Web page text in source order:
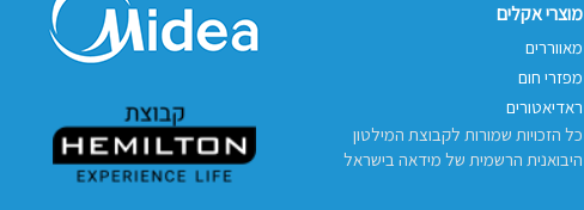
מוצרי אקלים
מאווררים
מפזרי חום
ראדיאטורים
כל הזכויות שמורות לקבוצת המילטון
היבואנית הרשמית של מידאה בישראל